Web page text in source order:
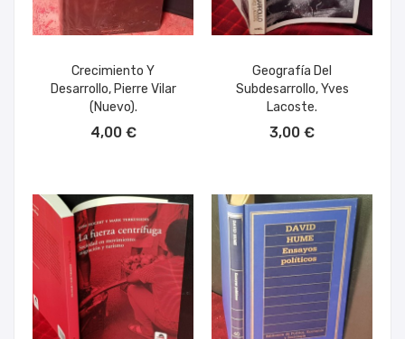
Crecimiento Y
Desarrollo, Pierre Vilar
(nuevo).
4,00 €
Geografía Del
Subdesarrollo, Yves
Lacoste.
3,00 €